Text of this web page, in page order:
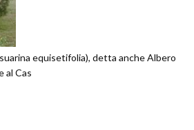
equisetifolia), detta anche Albero
al Cas